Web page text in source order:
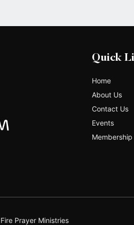
Quick
Home
About Us
Contact Us
Events
Membership
Prayer Ministries